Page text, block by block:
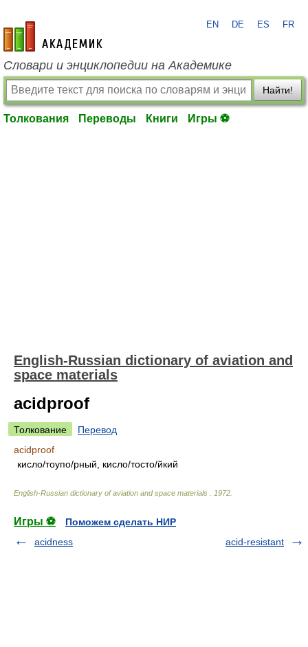
academic.ru
EN DE ES FR
Словари и энциклопедии на Академике
Найти!
Толкования Переводы Книги Игры ⚽
English-Russian dictionary of aviation and
space materials
acidproof
Толкование
Перевод
acidproof
кисло/тоупо/рный, кисло/тосто/йкий
English-Russian dictionary of aviation and space materials 1972
Игры ⚽
Поможем сделать НИР
acidness
acid-resistant